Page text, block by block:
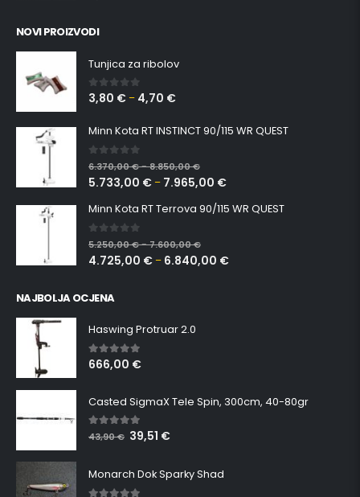
NOVI PROIZVODI
Tunjica za ribolov
0 out of 5
3,80 € – 4,70 €
Minn Kota RT INSTINCT 90/115 WR QUEST
0 out of 5
6.370,00€–8.850,00€
5.733,00 € – 7.965,00 €
Minn Kota RT Terrova 90/115 WR QUEST
0 out of 5
5.250,00€–7.600,00€
4.725,00 € – 6.840,00 €
NAJBOLJA OCJENA
Haswing Protruar 2.0
5.00 out of 5
666,00 €
Casted SigmaX Tele Spin, 300cm, 40-80gr
5.00out of 5
43,90€ 39,51 €
Monarch Dok Sparky Shad